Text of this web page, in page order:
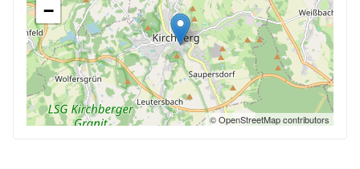
−
© OpenStreetMap contributors